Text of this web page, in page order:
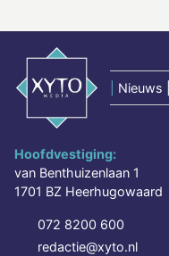
Nieuws
Hoofdvestiging:
van Benthuizenlaan 1
1701 BZ Heerhugowaard
072 8200 600
redactie@xyto.nl